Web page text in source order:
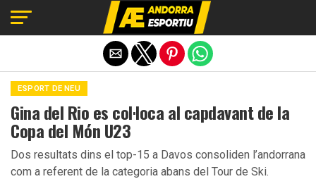
ESPORT DE NEU
Gina del Rio es col·loca al capdavant de la
Copa del Món U23
Dos resultats dins el top-15 a Davos consoliden l’andorrana
com a referent de la categoria abans del Tour de Ski.
Exit mobile version